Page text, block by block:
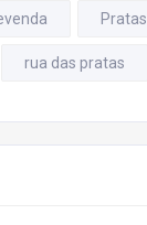
Pratas
rua das pratas